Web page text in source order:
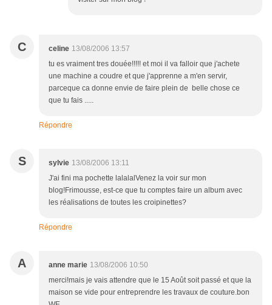
C celine 13/08/2006 13:57
tu es vraiment tres douée!!!!! et moi il va falloir que j'achete
une machine a coudre et que j'apprenne a m'en servir,
parceque ca donne envie de faire plein de belle chose ce
que tu fais .....
Répondre
S sylvie 13/08/2006 13:11
J'ai fini ma pochette lalalalVenez la voir sur mon
blog!Frimousse, est-ce que tu comptes faire un album avec
les réalisations de toutes les croipinettes?
Répondre
A anne marie 13/08/2006 10:50
merci!mais je vais attendre que le 15 Août soit passé et que la
maison se vide pour entreprendre les travaux de couture.bon